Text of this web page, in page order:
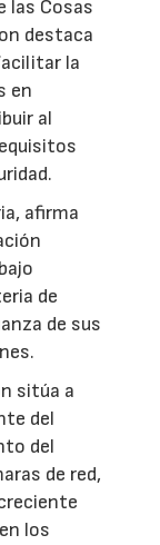
las Cosas
destaca
la
en
al
afirma
de
de sus
sitúa a
del
del
de red,
los